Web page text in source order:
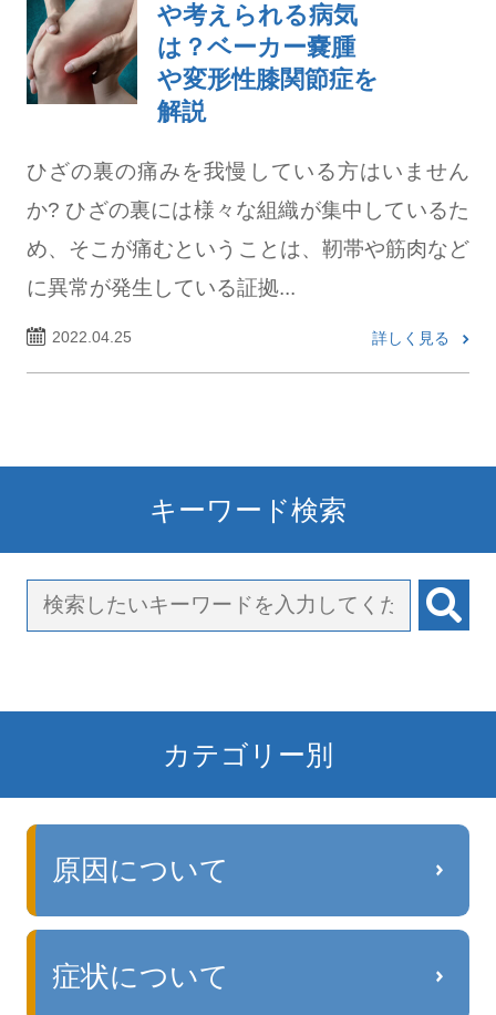
や考えられる病気
は？ベーカー嚢腫
や変形性膝関節症を
解説
ひざの裏の痛みを我慢している方はいません
か? ひざの裏には様々な組織が集中しているた
め、そこが痛むということは、靭帯や筋肉など
に異常が発生している証拠...
2022.04.25 詳しく見る
キーワード検索
カテゴリー別
原因について
症状について